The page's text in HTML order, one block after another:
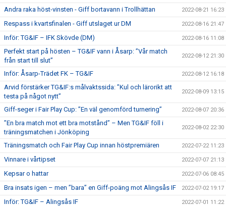
Andra raka höst-vinsten - Giff bortavann i Trollhättan 2022-08-21 16:23
Respass i kvartsfinalen - Giff utslaget ur DM 2022-08-16 21:47
Inför: TG&IF – IFK Skövde (DM) 2022-08-16 11:08
Perfekt start på hösten – TG&IF vann i Åsarp: ”Vår match
från start till slut”
2022-08-12 21:30
Inför: Åsarp-Trädet FK – TG&IF 2022-08-12 16:18
Arvid förstärker TG&IF:s målvaktssida: ”Kul och lärorikt att
testa på något nytt”
2022-08-09 13:15
Giff-seger i Fair Play Cup: ”En väl genomförd turnering” 2022-08-07 20:36
”En bra match mot ett bra motstånd” – Men TG&IF föll i
träningsmatchen i Jönköping
2022-08-02 22:30
Träningsmatch och Fair Play Cup innan höstpremiären 2022-07-22 11:23
Vinnare i vårtipset 2022-07-07 21:13
Kepsar o hattar 2022-07-06 08:45
Bra insats igen – men ”bara” en Giff-poäng mot Alingsås IF 2022-07-02 19:17
Inför: TG&IF – Alingsås IF 2022-07-01 11:22